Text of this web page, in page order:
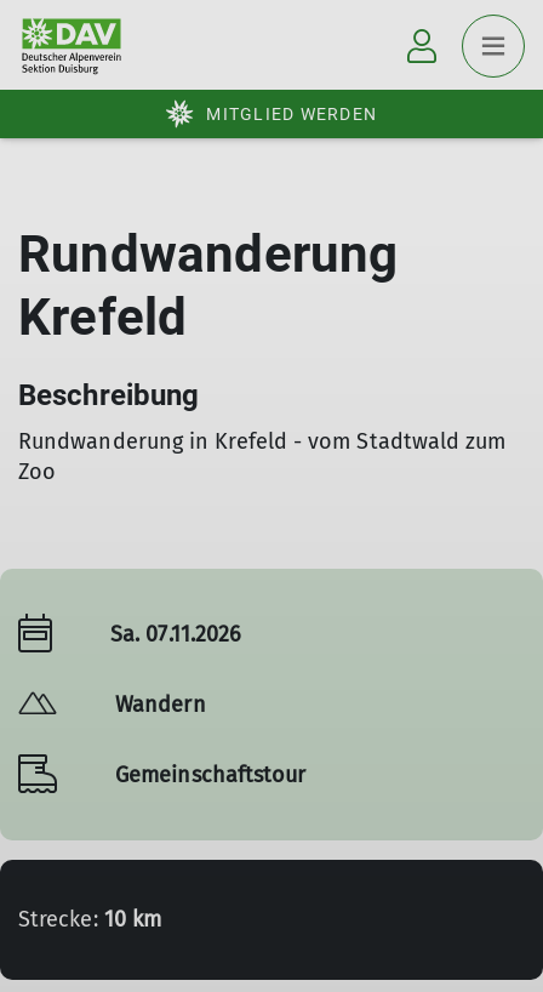
MITGLIED WERDEN
Rundwanderung
Krefeld
Beschreibung
Rundwanderung in Krefeld - vom Stadtwald zum
Zoo
Sa. 07.11.2026
Wandern
Gemeinschaftstour
Strecke: 10 km